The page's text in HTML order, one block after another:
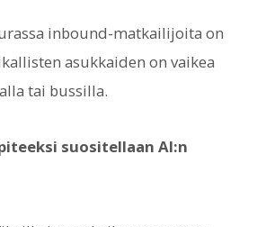
inbound-matkailijoita on
asukkaiden on vaikea
tai bussilla.
suositellaan AI:n